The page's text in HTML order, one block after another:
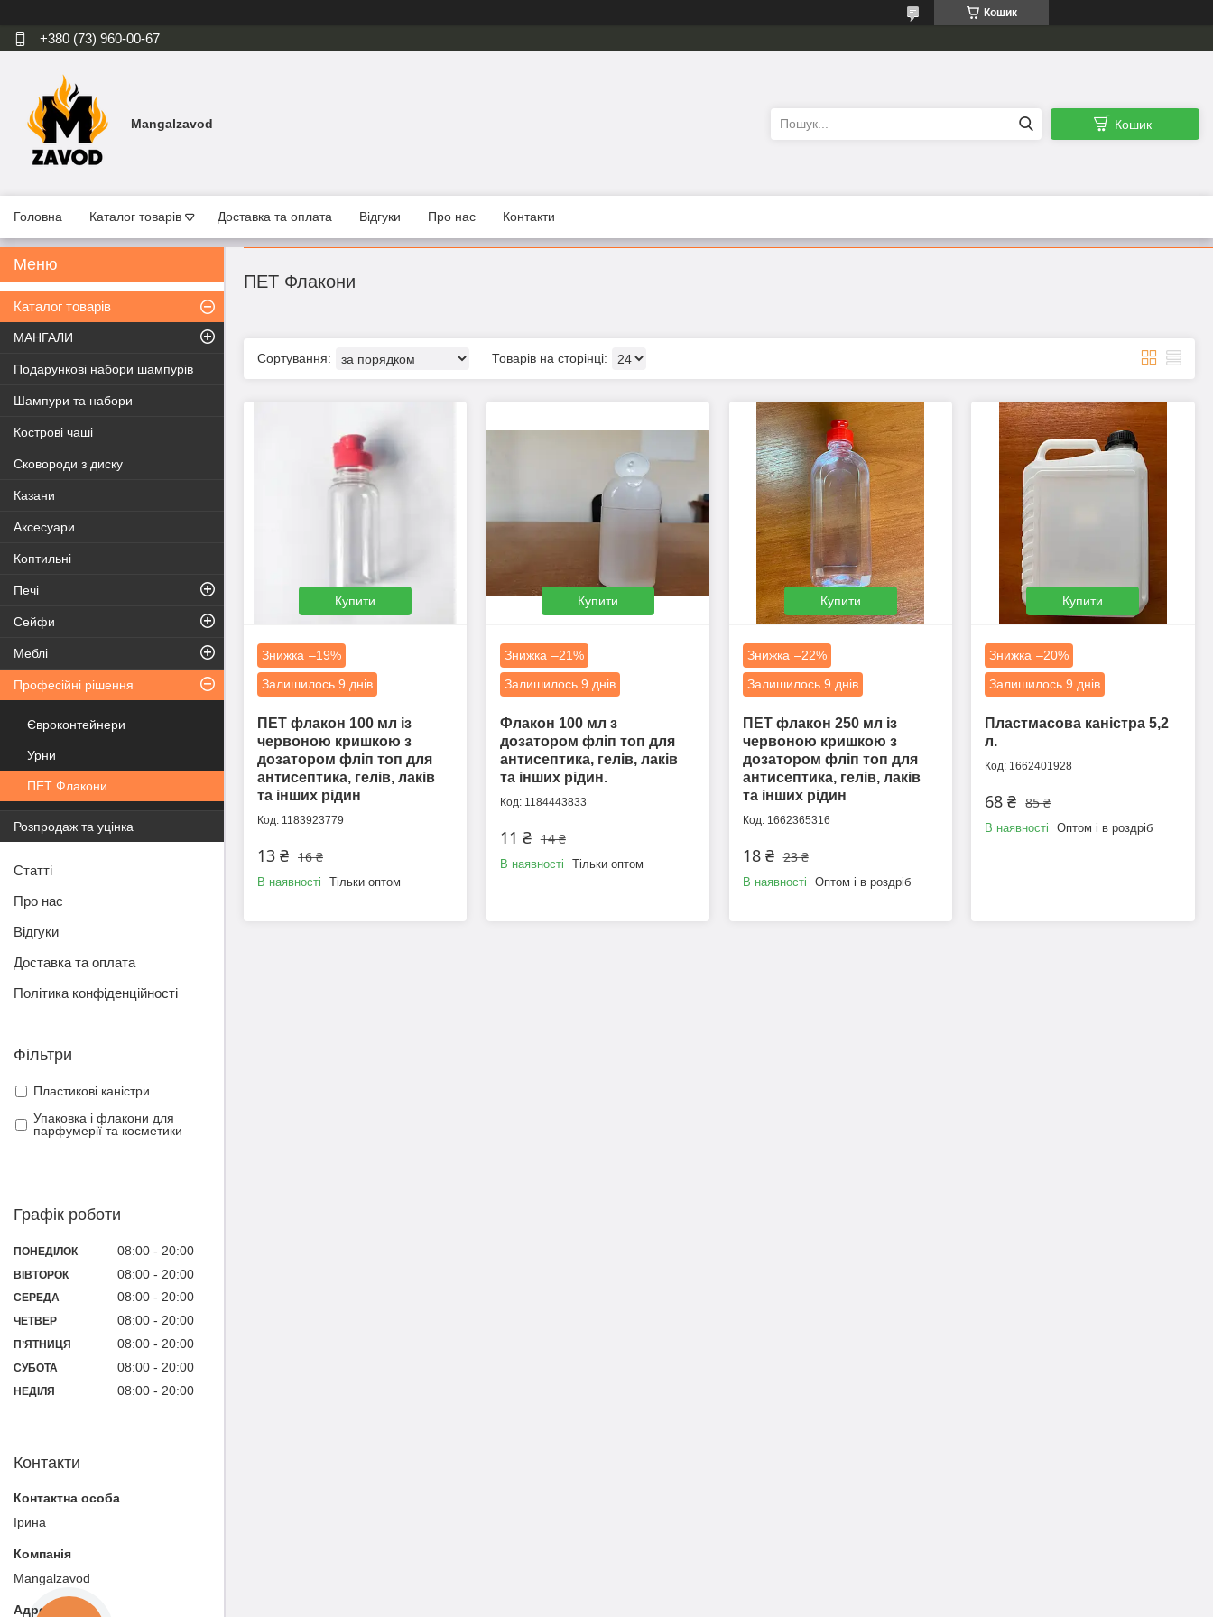
Кошик
+380 (73) 960-00-67
Mangalzavod Кошик
Головна Каталог товарів Доставка та оплата Відгуки Про нас Контакти
ПЕТ Флакони
Купити
–19%
Залишилось 9 днів
ПЕТ флакон 100 мл із
червоною кришкою з
дозатором фліп топ для
антисептика, гелів, лаків
та інших рідин
1183923779
16 ₴
13 ₴
В наявності Тільки оптом
Купити
–21%
Залишилось 9 днів
Флакон 100 мл з
дозатором фліп топ для
антисептика, гелів, лаків
та інших рідин.
1184443833
14 ₴
11 ₴
В наявності Тільки оптом
Купити
–22%
Залишилось 9 днів
ПЕТ флакон 250 мл із
червоною кришкою з
дозатором фліп топ для
антисептика, гелів, лаків
та інших рідин
1662365316
23 ₴
18 ₴
В наявності Оптом і в роздріб
Купити
–20%
Залишилось 9 днів
Пластмасова каністра 5,2
л.
1662401928
85 ₴
68 ₴
В наявності Оптом і в роздріб
Каталог товарів
МАНГАЛИ
Подарункові набори шампурів
Шампури та набори
Кострові чаші
Сковороди з диску
Казани
Аксесуари
Коптильні
Печі
Сейфи
Меблі
Професійні рішення
Євроконтейнери
Урни
ПЕТ Флакони
Розпродаж та уцінка
Статті
Про нас
Відгуки
Доставка та оплата
Політика конфіденційності
Фільтри
Пластикові каністри
Упаковка і флакони для
парфумерії та косметики
Графік роботи
ПОНЕДІЛОК 08:00 20:00
ВІВТОРОК 08:00 20:00
СЕРЕДА 08:00 20:00
ЧЕТВЕР 08:00 20:00
ПʼЯТНИЦЯ 08:00 20:00
СУБОТА 08:00 20:00
НЕДІЛЯ 08:00 20:00
Контакти
Ірина
Mangalzavod